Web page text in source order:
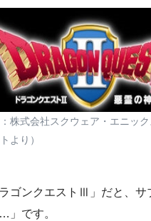
：株式会社スクウェア・エニッ
より）
ゴンクエストⅢ」だと、サ
」です。